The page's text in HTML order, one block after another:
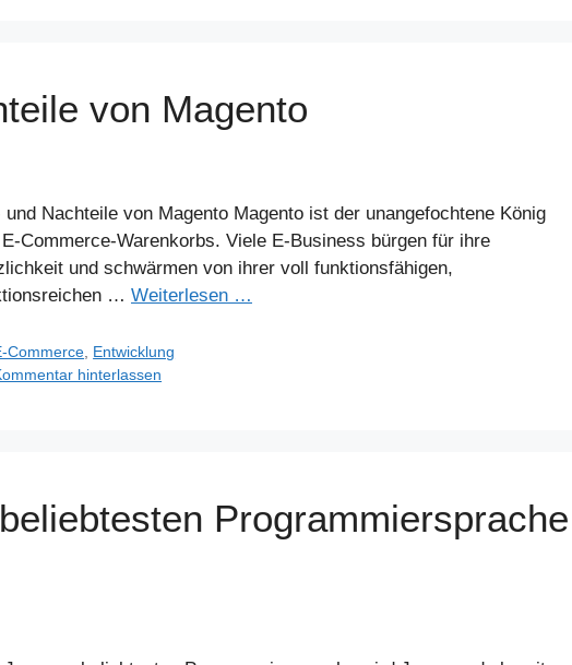
von Magento
und Nachteile von Magento Magento ist der unangefochtene König
Commerce-Warenkorbs. Viele E-Business bürgen für ihre
und schwärmen von ihrer voll funktionsfähigen,
… Weiterlesen …
Commerce, Entwicklung
hinterlassen
Programmiersprache